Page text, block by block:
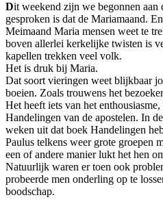
Dit weekend zijn we begonnen
gesproken is dat de Mariamaand.
Meimaand Maria mensen weet te
boven allerlei kerkelijke twisten is
kapellen trekken veel volk.
Het is druk bij Maria.
Dat soort vieringen weet blijkbaar
boeien. Zoals trouwens het
Het heeft iets van het
Handelingen van de apostelen. In
weken uit dat boek Handelingen
Paulus telkens weer grote groepen
een of andere manier lukt het hen
Natuurlijk waren er toen ook
probeerde men onderling op te
boodschap.